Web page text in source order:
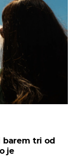
tri od
je